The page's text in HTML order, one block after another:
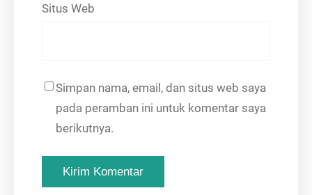
Situs Web
Simpan nama, email, dan situs web saya
pada peramban ini untuk komentar saya
berikutnya.